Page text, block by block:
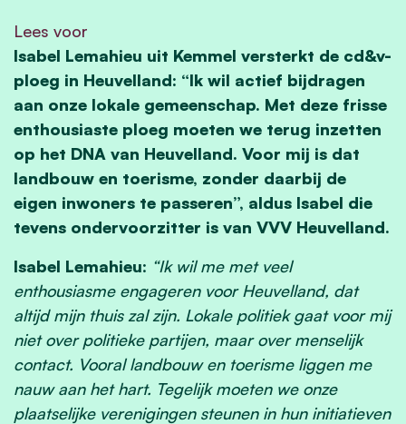
Lees voor
Isabel Lemahieu uit Kemmel versterkt de cd&v-
ploeg in Heuvelland: “Ik wil actief bijdragen
aan onze lokale gemeenschap. Met deze frisse
enthousiaste ploeg moeten we terug inzetten
op het DNA van Heuvelland. Voor mij is dat
landbouw en toerisme, zonder daarbij de
eigen inwoners te passeren”, aldus Isabel die
tevens ondervoorzitter is van VVV Heuvelland.
Isabel Lemahieu: “Ik wil me met veel
enthousiasme engageren voor Heuvelland, dat
altijd mijn thuis zal zijn. Lokale politiek gaat voor mij
niet over politieke partijen, maar over menselijk
contact. Vooral landbouw en toerisme liggen me
nauw aan het hart. Tegelijk moeten we onze
plaatselijke verenigingen steunen in hun initiatieven